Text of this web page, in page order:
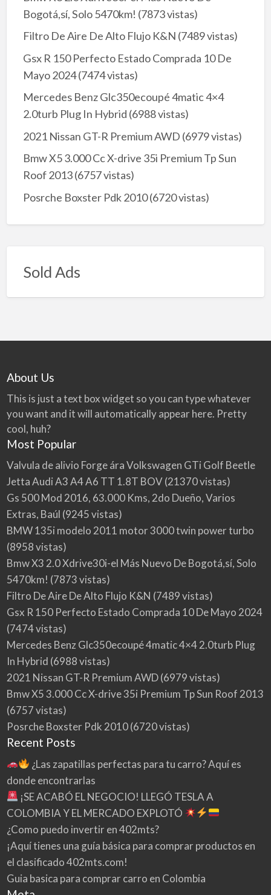
Bogotá,sí, Solo 5470km! (7873 vistas)
Filtro De Aire De Alto Flujo K&N (7489 vistas)
Gsx R 150 Perfecto Estado Comprada 10 De
Mayo 2024(7474 vistas)
Mercedes Benz Glc350ecoupé 4matic 4×4
2.0turb Plug In Hybrid (6988 vistas)
2021 Nissan GT-R Premium AWD (6979 vistas)
Bmw X5 3.000 Cc X-drive 35i Premium Tp Sun
Roof 2013(6757 vistas)
Posrche Boxster Pdk 2010(6720 vistas)
Sold Ads
About Us
This is just a text box widget so you can type whatever
you want and it will automatically appear here. Pretty
cool, huh?
Most Popular
Valvula de alivio Forge ára Volkswagen GTi Golf Beetle
Jetta Audi A3 A4 A6 TT 1.8T BOV(21370 vistas)
Gs 500 Mod 2016, 63.000 Kms, 2do Dueño, Varios
Extras, Baúl (9245 vistas)
BMW 135i modelo 2011 motor 3000 twin power turbo
(8958 vistas)
Bmw X3 2.0 Xdrive30i-el Más Nuevo De Bogotá,sí, Solo
5470km! (7873 vistas)
Filtro De Aire De Alto Flujo K&N (7489 vistas)
Gsx R 150 Perfecto Estado Comprada 10 De Mayo 2024
(7474 vistas)
Mercedes Benz Glc350ecoupé 4matic 4×4 2.0turb Plug
In Hybrid (6988 vistas)
2021 Nissan GT-R Premium AWD(6979 vistas)
Bmw X5 3.000 Cc X-drive 35i Premium Tp Sun Roof 2013
(6757 vistas)
Posrche Boxster Pdk 2010(6720 vistas)
Recent Posts
¿Las zapatillas perfectas para tu carro? Aquí es
donde encontrarlas
¡SE ACABÓ EL NEGOCIO! LLEGÓ TESLA A
COLOMBIA Y EL MERCADO EXPLOTÓ
¿Como puedo invertir en 402mts?
¡Aquí tienes una guía básica para comprar productos en
el clasificado 402mts.com!
Guia basica para comprar carro en Colombia